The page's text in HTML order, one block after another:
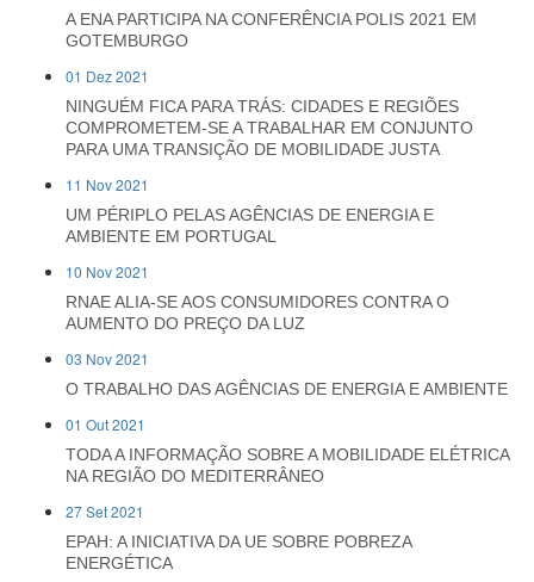
A ENA PARTICIPA NA CONFERÊNCIA POLIS 2021 EM
GOTEMBURGO
01 Dez 2021
NINGUÉM FICA PARA TRÁS: CIDADES E REGIÕES
COMPROMETEM-SE A TRABALHAR EM CONJUNTO
PARA UMA TRANSIÇÃO DE MOBILIDADE JUSTA
11 Nov 2021
UM PÉRIPLO PELAS AGÊNCIAS DE ENERGIA E
AMBIENTE EM PORTUGAL
10 Nov 2021
RNAE ALIA-SE AOS CONSUMIDORES CONTRA O
AUMENTO DO PREÇO DA LUZ
03 Nov 2021
O TRABALHO DAS AGÊNCIAS DE ENERGIA E AMBIENTE
01 Out 2021
TODA A INFORMAÇÃO SOBRE A MOBILIDADE ELÉTRICA
NA REGIÃO DO MEDITERRÂNEO
27 Set 2021
EPAH: A INICIATIVA DA UE SOBRE POBREZA
ENERGÉTICA